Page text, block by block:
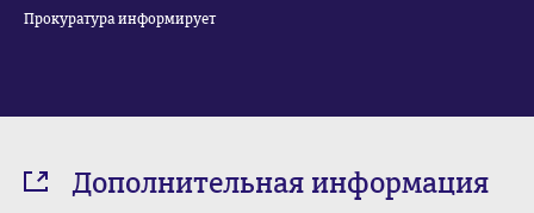
Прокуратура информирует
Дополнительная информация